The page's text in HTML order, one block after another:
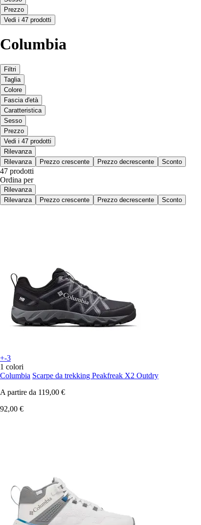
Prezzo
Vedi i 47 prodotti
Columbia
Filtri
Taglia
Colore
Fascia d'età
Caratteristica
Sesso
Prezzo
Vedi i 47 prodotti
Rilevanza
Rilevanza
Prezzo crescente Prezzo decrescente Sconto
47 prodotti
Ordina per
Rilevanza
Rilevanza
Prezzo crescente Prezzo decrescente Sconto
+-3
1 colori
Columbia Scarpe da trekking Peakfreak X2 Outdry
A partire da 119,00 €
92,00 €